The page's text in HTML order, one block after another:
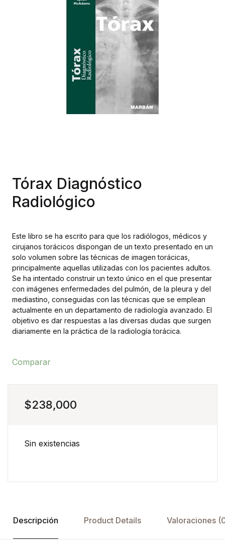
Tórax Diagnóstico
Radiológico
Este libro se ha escrito para que los radiólogos, médicos y
cirujanos torácicos dispongan de un texto presentado en un
solo volumen sobre las técnicas de imagen torácicas,
principalmente aquellas utilizadas con los pacientes adultos.
Se ha intentado construir un texto único en el que presentar
con imágenes enfermedades del pulmón, de la pleura y del
mediastino, conseguidas con las técnicas que se emplean
actualmente en un departamento de radiología avanzado. El
objetivo es dar respuestas a las diversas dudas que surgen
diariamente en la práctica de la radiología torácica.
Comparar
$238,000
Sin existencias
Descripción Product Details Valoraciones